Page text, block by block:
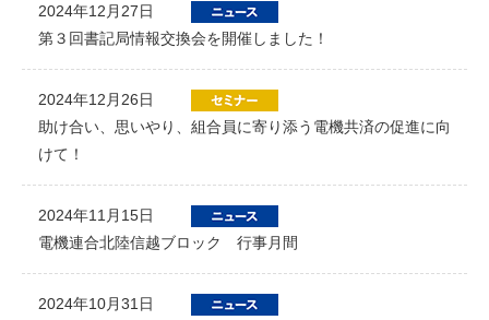
2024年12月27日
第３回書記局情報交換会を開催しました！
2024年12月26日
助け合い、思いやり、組合員に寄り添う電機共済の促進に向
けて！
2024年11月15日
電機連合北陸信越ブロック 行事月間
2024年10月31日